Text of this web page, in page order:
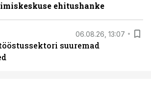
ehitushanke
06.08.26, 13:07
tööstussektori suuremad